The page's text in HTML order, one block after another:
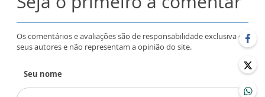
Os comentários e avaliações são de responsabilidade exclusiva de
seus autores e não representam a opinião do site.
Seu nome